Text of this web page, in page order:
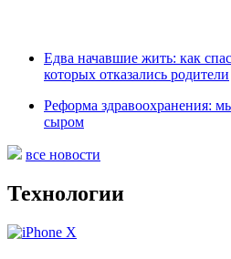
Едва начавшие жить: как
которых отказались родители
Реформа здравоохранения:
сыром
все новости
Технологии